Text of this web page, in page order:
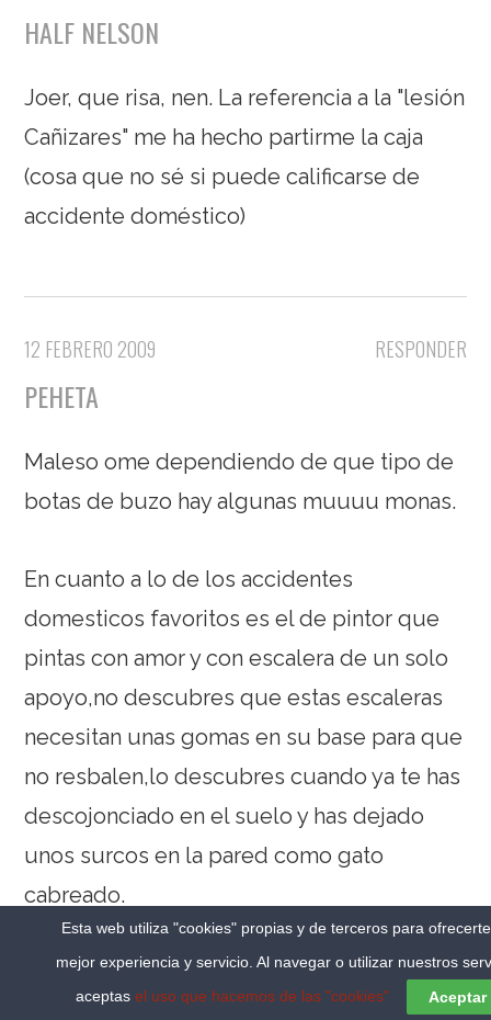
HALF NELSON
Joer, que risa, nen. La referencia a la "lesión
Cañizares" me ha hecho partirme la caja
(cosa que no sé si puede calificarse de
accidente doméstico)
RESPONDER
12 FEBRERO 2009
PEHETA
Maleso ome dependiendo de que tipo de
botas de buzo hay algunas muuuu monas.
En cuanto a lo de los accidentes
domesticos favoritos es el de pintor que
pintas con amor y con escalera de un solo
apoyo,no descubres que estas escaleras
necesitan unas gomas en su base para que
no resbalen,lo descubres cuando ya te has
descojonciado en el suelo y has dejado
unos surcos en la pared como gato
cabreado.
Esta web utiliza "cookies" propias y de terceros para
mejor experiencia y servicio. Al navegar o utilizar nuestros
aceptas el uso que hacemos de las "cookies" Aceptar